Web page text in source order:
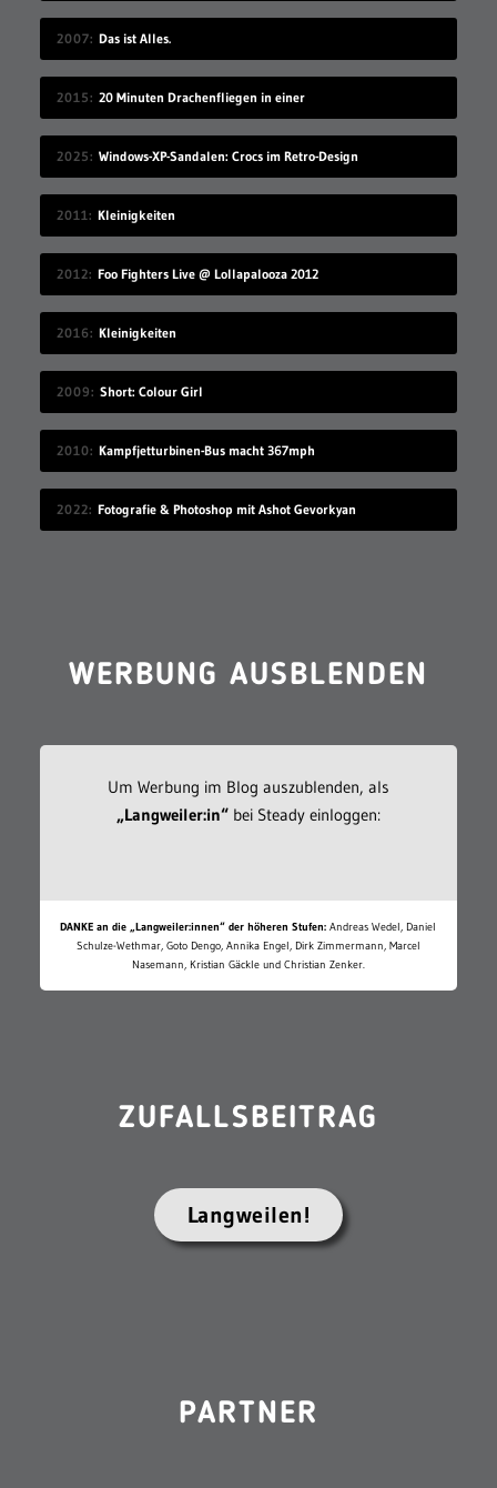
2007 Das ist Alles.
2015 20 Minuten Drachenfliegen in einer
2025 Windows-XP-Sandalen: Crocs im Retro-Design
2011 Kleinigkeiten
2012 Foo Fighters Live @ Lollapalooza 2012
2016 Kleinigkeiten
2009 Short: Colour Girl
2010 Kampfjetturbinen-Bus macht 367mph
2022 Fotografie & Photoshop mit Ashot Gevorkyan
WERBUNG AUSBLENDEN
Um Werbung im Blog auszublenden, als
„Langweiler:in“bei Steady einloggen:
DANKE an die „Langweiler:innen“ der höheren Stufen: Andreas Wedel, Daniel
Schulze-Wethmar, Goto Dengo, Annika Engel, Dirk Zimmermann, Marcel
Nasemann, Kristian Gäckle und Christian Zenker.
ZUFALLSBEITRAG
Langweilen!
PARTNER